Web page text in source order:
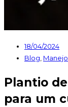
18/04/2024
Blog,
Plantio
para um